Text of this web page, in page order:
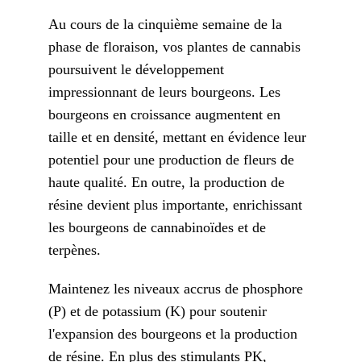
Au cours de la cinquième semaine de la
phase de floraison, vos plantes de cannabis
poursuivent le développement
impressionnant de leurs bourgeons. Les
bourgeons en croissance augmentent en
taille et en densité, mettant en évidence leur
potentiel pour une production de fleurs de
haute qualité. En outre, la production de
résine devient plus importante, enrichissant
les bourgeons de cannabinoïdes et de
terpènes.
Maintenez les niveaux accrus de phosphore
(P) et de potassium (K) pour soutenir
l'expansion des bourgeons et la production
de résine. En plus des stimulants PK,